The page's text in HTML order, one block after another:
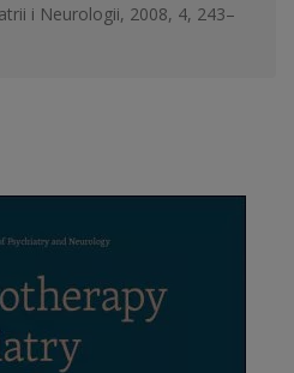
i Neurologii, 2008, 4, 243–